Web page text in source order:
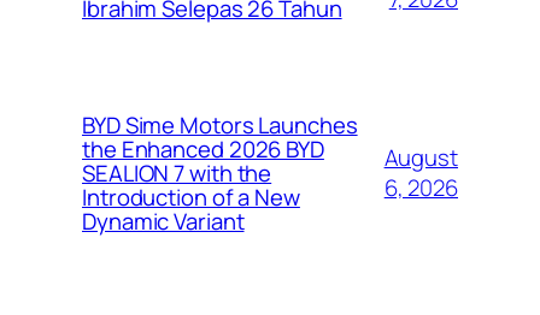
Ibrahim Selepas 26 Tahun
BYD Sime Motors Launches
the Enhanced 2026 BYD
SEALION 7 with the
Introduction of a New
Dynamic Variant
August
6, 2026